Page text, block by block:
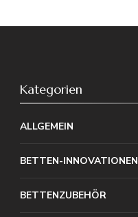
Kategorien
ALLGEMEIN
BETTEN-INNOVATIONEN
BETTENZUBEHÖR